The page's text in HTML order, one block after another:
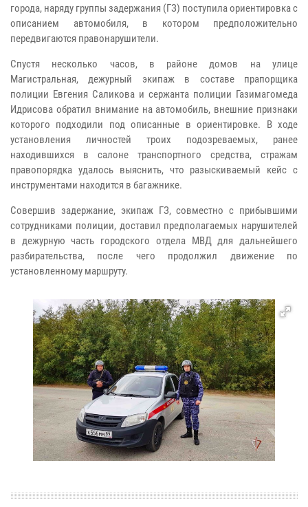
города, наряду группы задержания (ГЗ) поступила ориентировка с
описанием автомобиля, в котором предположительно
передвигаются правонарушители.
Спустя несколько часов, в районе домов на улице
Магистральная, дежурный экипаж в составе прапорщика
полиции Евгения Саликова и сержанта полиции Газимагомеда
Идрисова обратил внимание на автомобиль, внешние признаки
которого подходили под описанные в ориентировке. В ходе
установления личностей троих подозреваемых, ранее
находившихся в салоне транспортного средства, стражам
правопорядка удалось выяснить, что разыскиваемый кейс с
инструментами находится в багажнике.
Совершив задержание, экипаж ГЗ, совместно с прибывшими
сотрудниками полиции, доставил предполагаемых нарушителей
в дежурную часть городского отдела МВД для дальнейшего
разбирательства, после чего продолжил движение по
установленному маршруту.